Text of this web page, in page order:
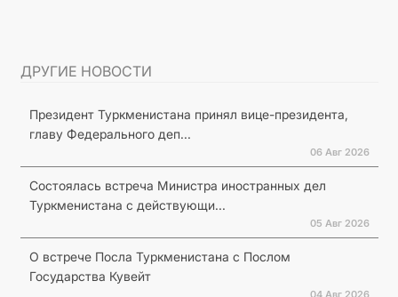
ДРУГИЕ НОВОСТИ
Президент Туркменистана принял вице-президента,
главу Федерального деп...
06 Авг 2026
Состоялась встреча Министра иностранных дел
Туркменистана с действующи...
05 Авг 2026
О встрече Посла Туркменистана с Послом
Государства Кувейт
04 Авг 2026